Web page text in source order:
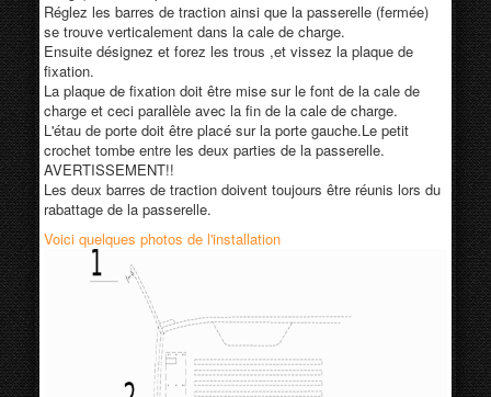
Réglez les barres de traction ainsi que la passerelle (fermée)
se trouve verticalement dans la cale de charge.
Ensuite désignez et forez les trous ,et vissez la plaque de
fixation.
La plaque de fixation doit être mise sur le font de la cale de
charge et ceci parallèle avec la fin de la cale de charge.
L'étau de porte doit être placé sur la porte gauche.Le petit
crochet tombe entre les deux parties de la passerelle.
AVERTISSEMENT!!
Les deux barres de traction doivent toujours être réunis lors du
rabattage de la passerelle.
Voici quelques photos de l'installation